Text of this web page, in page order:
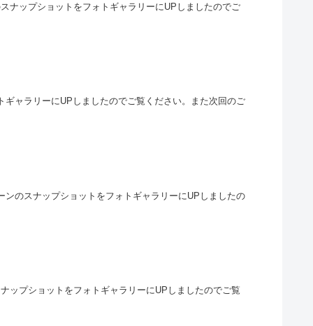
ナップショットをフォトギャラリーにUPしましたのでご
ャラリーにUPしましたのでご覧ください。また次回のご
のスナップショットをフォトギャラリーにUPしましたの
ップショットをフォトギャラリーにUPしましたのでご覧